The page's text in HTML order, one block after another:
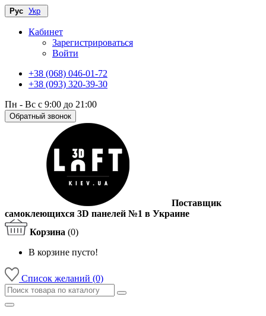
Рус Укр
Кабинет
Зарегистрироваться
Войти
+38 (068) 046-01-72
+38 (093) 320-39-30
Пн - Вс с 9:00 до 21:00
Обратный звонок
Поставщик
самоклеющихся 3D панелей №1 в Украине
Корзина (0)
В корзине пусто!
Список желаний (0)